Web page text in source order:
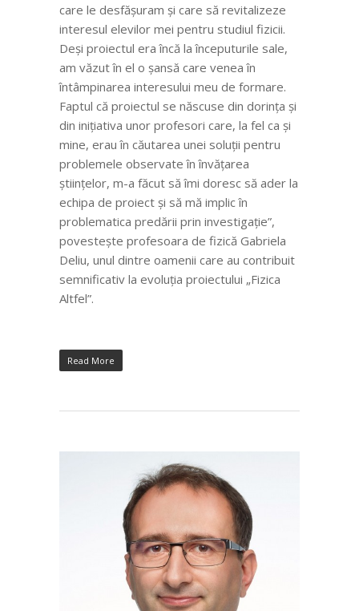
care le desfășuram și care să revitalizeze
interesul elevilor mei pentru studiul fizicii.
Deși proiectul era încă la începuturile sale,
am văzut în el o șansă care venea în
întâmpinarea interesului meu de formare.
Faptul că proiectul se născuse din dorința și
din inițiativa unor profesori care, la fel ca și
mine, erau în căutarea unei soluții pentru
problemele observate în învățarea
științelor, m-a făcut să îmi doresc să ader la
echipa de proiect și să mă implic în
problematica predării prin investigație”,
povestește profesoara de fizică Gabriela
Deliu, unul dintre oamenii care au contribuit
semnificativ la evoluția proiectului „Fizica
Altfel”.
Read More